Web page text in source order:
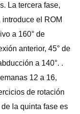
La tercera fase,
el ROM
a 160° de
anterior, 45° de
a 140°. .
12 a 16,
de rotación
la quinta fase es